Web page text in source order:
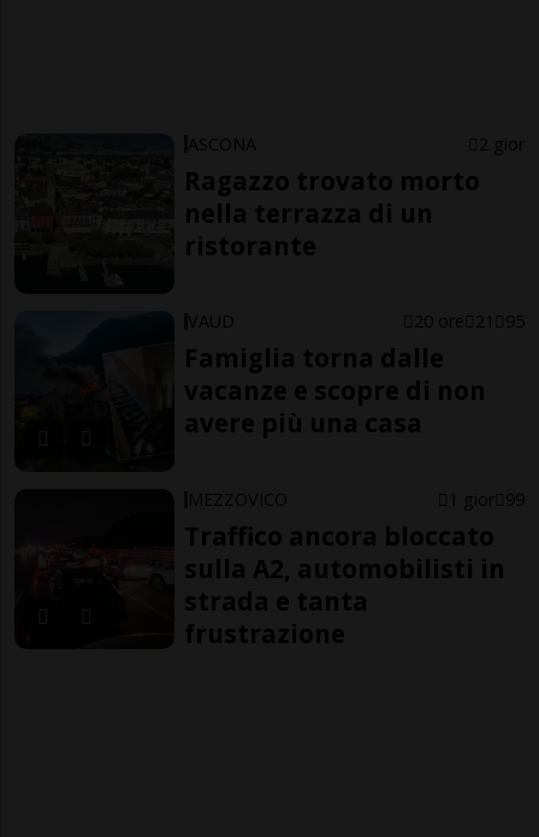
ASCONA 2 gior
Ragazzo trovato morto
nella terrazza di un
ristorante
VAUD 20 ore 21 95
Famiglia torna dalle
vacanze e scopre di non
avere più una casa
MEZZOVICO 1 gior 99
Traffico ancora bloccato
sulla A2, automobilisti in
strada e tanta
frustrazione